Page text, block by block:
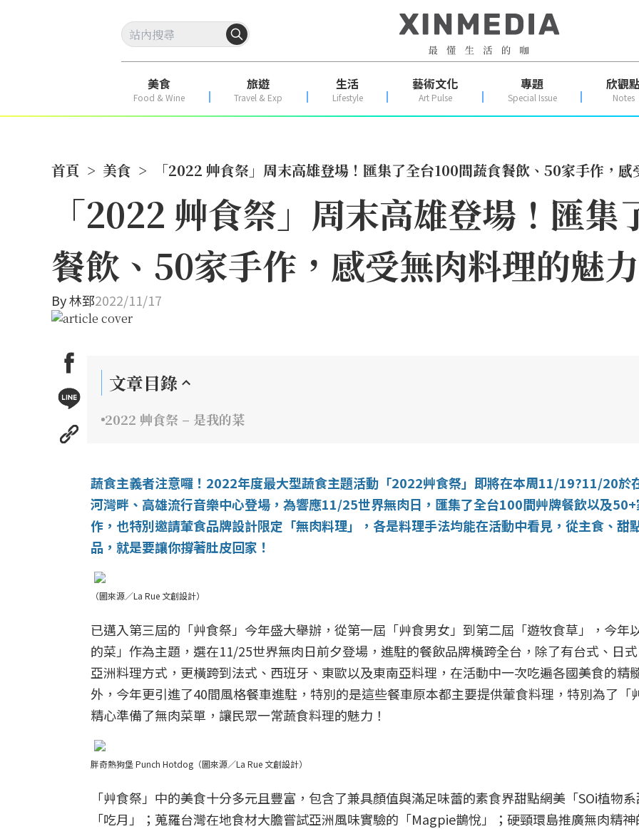
美食
Food & Wine
旅遊
Travel & Exp
生活
Lifestyle
藝術文化
Art Pulse
專題
Special Issue
欣觀
Notes
首頁 > 美食 > 「2022 艸食祭」周末高雄登場！匯集了全台100間蔬食餐飲、50家手作，
「2022 艸食祭」周末高雄登場！匯
餐飲、50家手作，感受無肉料理的魅力
By林郅2022/11/17
文章目錄
2022 艸食祭 – 是我的菜
蔬食主義者注意囉！2022年度最大型蔬食主題活動「2022艸食祭」即將在本周11/19?11/20於
河灣畔、高雄流行音樂中心登場，為響應11/25世界無肉日，匯集了全台100間艸牌餐飲以及
作，也特別邀請葷食品牌設計限定「無肉料理」，各是料理手法均能在活動中看見，從主食、甜
品，就是要讓你撐著肚皮回家！
（圖來源／La Rue 文創設計）
已邁入第三屆的「艸食祭」今年盛大舉辦，從第一屆「艸食男女」到第二屆「遊牧食草」，今年
的菜」作為主題，選在11/25世界無肉日前夕登場，進駐的餐飲品牌橫跨全台，除了有台式、日
亞洲料理方式，更橫跨到法式、西班牙、東歐以及東南亞料理，在活動中一次吃遍各國美食的精
外，今年更引進了40間風格餐車進駐，特別的是這些餐車原本都主要提供葷食料理，特別為了「
精心準備了無肉菜單，讓民眾一常蔬食料理的魅力！
胖奇熱狗堡 Punch Hotdog（圖來源／La Rue 文創設計）
「艸食祭」中的美食十分多元且豐富，包含了兼具顏值與滿足味蕾的素食界甜點網美「SOi植物
「吃月」；蒐羅台灣在地食材大膽嘗試亞洲風味實驗的「Magpie鵲悅」；硬頸環島推廣無肉精